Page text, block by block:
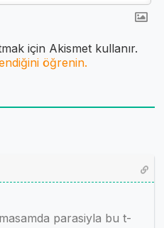
için Akismet kullanır.
öğrenin.
parasiyla bu t-